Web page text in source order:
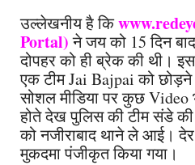
उल्लेखनीय है कि
Portal)ने जय को 15 दिन
दोपहर को ही ब्रेक की थी।
एक टीम Jai Bajpai को
सोशल मीडिया पर कुछ Video
होते देख पुलिस की टीम संडे
को नजीराबाद थाने ले आई।
मुकदमा पंजीकृत किया गया।